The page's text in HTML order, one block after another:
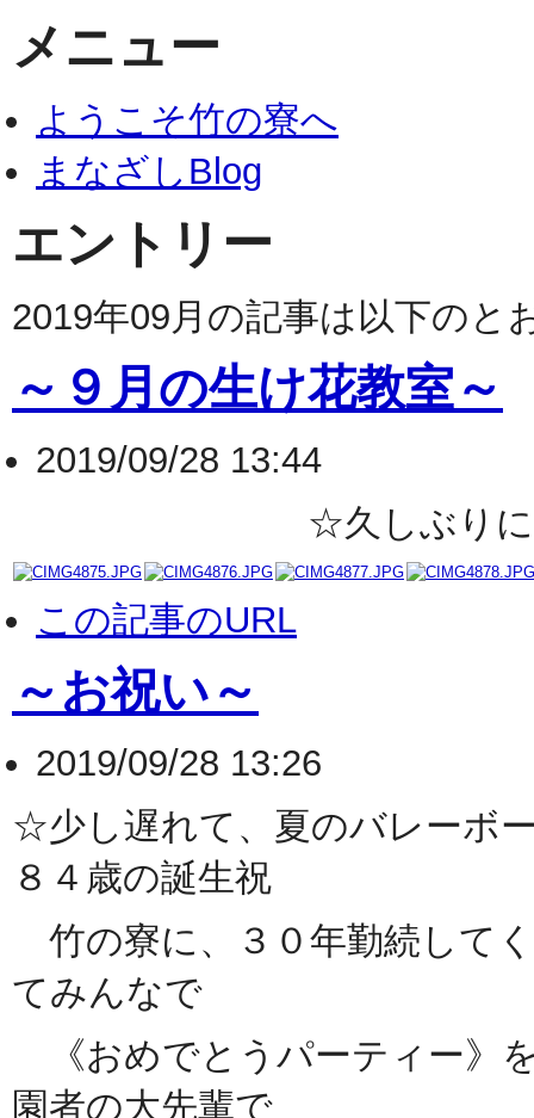
メニュー
ようこそ竹の寮へ
まなざしBlog
エントリー
2019年09月の記事は以下のと
～９月の生け花教室～
2019/09/28 13:44
☆久しぶりに生け花
この記事のURL
～お祝い～
2019/09/28 13:26
☆少し遅れて、夏のバレーボ
８４歳の誕生祝
竹の寮に、３０年勤続して
てみんなで
《おめでとうパーティー》
園者の大先輩で